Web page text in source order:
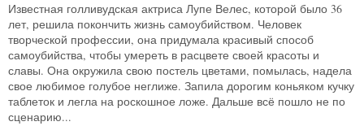
Известная голливудская актриса Лупе Велес, которой было 36
лет, решила покончить жизнь самоубийством. Человек
творческой профессии, она придумала красивый способ
самоубийства, чтобы умереть в расцвете своей красоты и
славы. Она окружила свою постель цветами, помылась, надела
свое любимое голубое неглиже. Запила дорогим коньяком кучку
таблеток и легла на роскошное ложе. Дальше всё пошло не по
сценарию...